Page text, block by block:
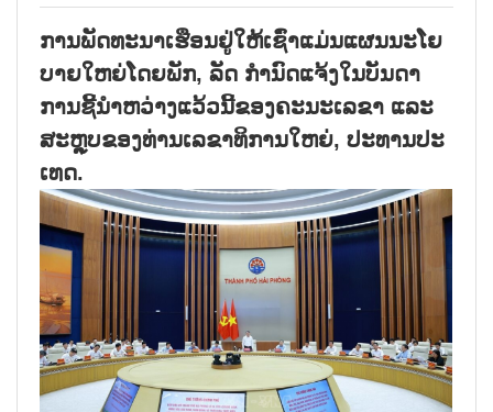
ການ​ພັດ​ທະ​ນາເຮືອນ​ຢູ່​ໃຫ້​ເຊົ່າ​ແມ່ນ​ແຜນ​ນະ​ໂຍ​
ບາຍ​ໃຫຍ່​ໂດຍ​ພັກ, ລັດ ກຳ​ນົດ​ແຈ້ງ​ໃນ​ບັນ​ດາ​
ການ​ຊີ້​ນຳ​ຫວ່າງ​ແວ້ວ​ນີ້​ຂອງ​ຄະ​ນະ​ເລ​ຂາ ແລະ
ສະຫຼຸບ​ຂອງ​ທ່ານ​ເລ​ຂາ​ທິ​ການ​ໃຫຍ່, ປະ​ທານ​ປະ​
ເທດ.